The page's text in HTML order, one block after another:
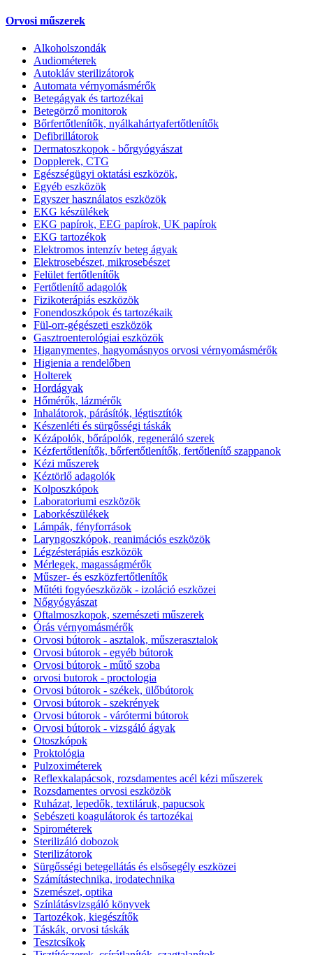
Orvosi műszerek
Alkoholszondák
Audiométerek
Autokláv sterilizátorok
Automata vérnyomásmérők
Betegágyak és tartozékai
Betegörző monitorok
Bőrfertőtlenítők, nyálkahártyafertőtlenítők
Defibrillátorok
Dermatoszkopok - bőrgyógyászat
Dopplerek, CTG
Egészségügyi oktatási eszközök,
Egyéb eszközök
Egyszer használatos eszközök
EKG készülékek
EKG papírok, EEG papírok, UK papírok
EKG tartozékok
Elektromos intenzív beteg ágyak
Elektrosebészet, mikrosebészet
Felület fertőtlenítők
Fertőtlenítő adagolók
Fizikoterápiás eszközök
Fonendoszkópok és tartozékaik
Fül-orr-gégészeti eszközök
Gasztroenterológiai eszközök
Higanymentes, hagyomásnyos orvosi vérnyomásmérők
Higienia a rendelőben
Holterek
Hordágyak
Hőmérők, lázmérők
Inhalátorok, párásítók, légtisztítók
Készenléti és sürgősségi táskák
Kézápolók, bőrápolók, regeneráló szerek
Kézfertőtlenítők, bőrfertőtlenítők, fertőtlenítő szappanok
Kézi műszerek
Kéztörlő adagolók
Kolposzkópok
Laboratoriumi eszközök
Laborkészülékek
Lámpák, fényforrások
Laryngoszkópok, reanimációs eszközök
Légzésterápiás eszközök
Mérlegek, magasságmérők
Műszer- és eszközfertőtlenítők
Műtéti fogyóeszközök - izoláció eszközei
Nőgyógyászat
Oftalmoszkopok, szemészeti műszerek
Órás vérnyomásmérők
Orvosi bútorok - asztalok, műszerasztalok
Orvosi bútorok - egyéb bútorok
Orvosi bútorok - műtő szoba
orvosi butorok - proctologia
Orvosi bútorok - székek, ülőbútorok
Orvosi bútorok - szekrények
Orvosi bútorok - várótermi bútorok
Orvosi bútorok - vizsgáló ágyak
Otoszkópok
Proktológia
Pulzoximéterek
Reflexkalapácsok, rozsdamentes acél kézi műszerek
Rozsdamentes orvosi eszközök
Ruházat, lepedők, textiláruk, papucsok
Sebészeti koagulátorok és tartozékai
Spirométerek
Sterilizáló dobozok
Sterilizátorok
Sürgősségi betegellátás és elsősegély eszközei
Számítástechnika, irodatechnika
Szemészet, optika
Színlátásvizsgáló könyvek
Tartozékok, kiegészítők
Táskák, orvosi táskák
Tesztcsíkok